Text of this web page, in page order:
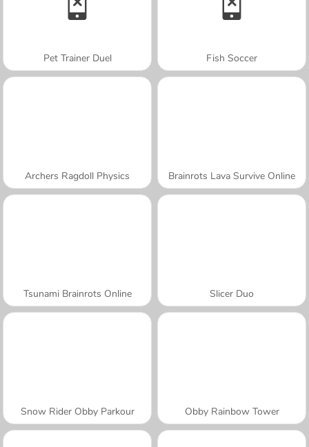
Pet Trainer Duel Fish Soccer
Archers Ragdoll Physics Brainrots Lava Survive Online
Tsunami Brainrots Online Slicer Duo
Snow Rider Obby Parkour Obby Rainbow Tower